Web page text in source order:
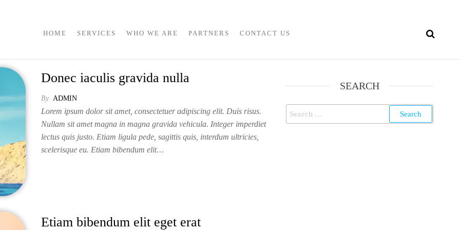
HOME SERVICES WHO WE ARE PARTNERS CONTACT US
Donec iaculis gravida nulla
By ADMIN
Lorem ipsum dolor sit amet, consectetuer adipiscing elit. Duis risus.
Nullam sit amet magna in magna gravida vehicula. Integer imperdiet
lectus quis justo. Etiam ligula pede, sagittis quis, interdum ultricies,
scelerisque eu. Etiam bibendum elit…
Etiam bibendum elit eget erat
SEARCH
Search
for: